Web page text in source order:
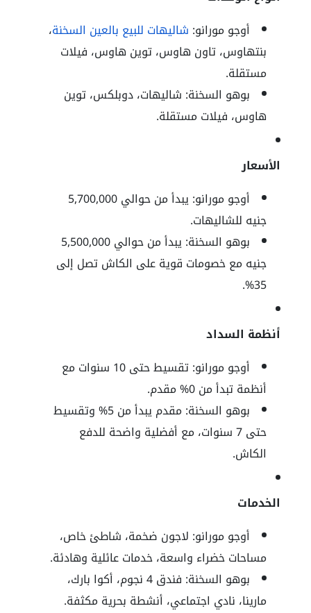
أوجو مورانو: شاليهات للبيع بالعين السخنة،
بنتهاوس، تاون هاوس، توين هاوس، فيلات
مستقلة.
بوهو السخنة: شاليهات، دوبلكس، توين
هاوس، فيلات مستقلة.
الأسعار
أوجو مورانو: يبدأ من حوالي 5,700,000
جنيه للشاليهات.
بوهو السخنة: يبدأ من حوالي 5,500,000
جنيه مع خصومات قوية على الكاش تصل إلى
35%.
أنظمة السداد
أوجو مورانو: تقسيط حتى 10 سنوات مع
أنظمة تبدأ من 0% مقدم.
بوهو السخنة: مقدم يبدأ من 5% وتقسيط
حتى 7 سنوات، مع أفضلية واضحة للدفع
الكاش.
الخدمات
أوجو مورانو: لاجون ضخمة، شاطئ خاص،
مساحات خضراء واسعة، خدمات عائلية وهادئة.
بوهو السخنة: فندق 4 نجوم، أكوا بارك،
مارينا، نادي اجتماعي، أنشطة بحرية مكثفة.